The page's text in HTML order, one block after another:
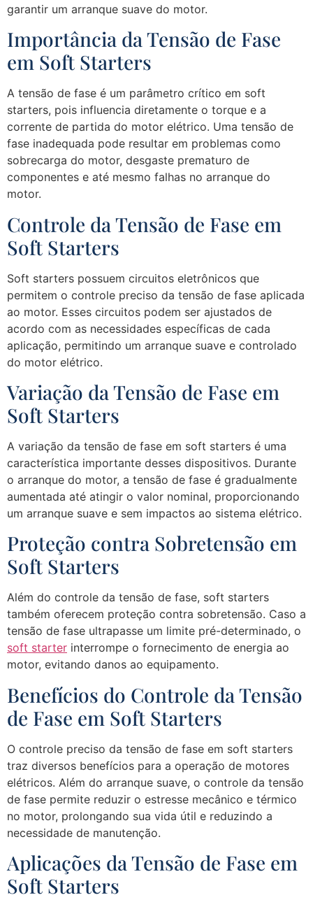
garantir um arranque suave do motor.
Importância da Tensão de Fase
em Soft Starters
A tensão de fase é um parâmetro crítico em soft
starters, pois influencia diretamente o torque e a
corrente de partida do motor elétrico. Uma tensão de
fase inadequada pode resultar em problemas como
sobrecarga do motor, desgaste prematuro de
componentes e até mesmo falhas no arranque do
motor.
Controle da Tensão de Fase em
Soft Starters
Soft starters possuem circuitos eletrônicos que
permitem o controle preciso da tensão de fase aplicada
ao motor. Esses circuitos podem ser ajustados de
acordo com as necessidades específicas de cada
aplicação, permitindo um arranque suave e controlado
do motor elétrico.
Variação da Tensão de Fase em
Soft Starters
A variação da tensão de fase em soft starters é uma
característica importante desses dispositivos. Durante
o arranque do motor, a tensão de fase é gradualmente
aumentada até atingir o valor nominal, proporcionando
um arranque suave e sem impactos ao sistema elétrico.
Proteção contra Sobretensão em
Soft Starters
Além do controle da tensão de fase, soft starters
também oferecem proteção contra sobretensão. Caso a
tensão de fase ultrapasse um limite pré-determinado, o
soft starter interrompe o fornecimento de energia ao
motor, evitando danos ao equipamento.
Benefícios do Controle da Tensão
de Fase em Soft Starters
O controle preciso da tensão de fase em soft starters
traz diversos benefícios para a operação de motores
elétricos. Além do arranque suave, o controle da tensão
de fase permite reduzir o estresse mecânico e térmico
no motor, prolongando sua vida útil e reduzindo a
necessidade de manutenção.
Aplicações da Tensão de Fase em
Soft Starters